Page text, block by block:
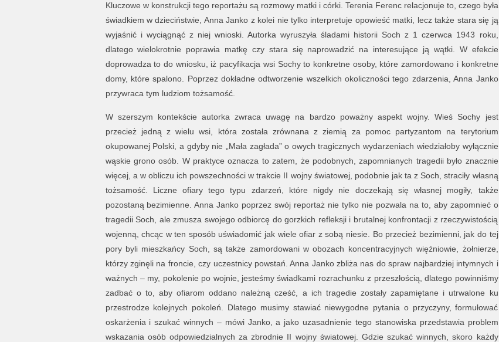
Kluczowe w konstrukcji tego reportażu są rozmowy matki i córki. Terenia Ferenc relacjonuje to, czego była
świadkiem w dzieciństwie, Anna Janko z kolei nie tylko interpretuje opowieść matki, lecz także stara się ją
wyjaśnić i wyciągnąć z niej wnioski. Autorka wyruszyła śladami historii Soch z 1 czerwca 1943 roku,
dlatego wielokrotnie poprawia matkę czy stara się naprowadzić na interesujące ją wątki. W efekcie
doprowadza to do wniosku, iż pacyfikacja wsi Sochy to konkretne osoby, które zamordowano i konkretne
domy, które spalono. Poprzez dokładne odtworzenie wszelkich okoliczności tego zdarzenia, Anna Janko
przywraca tym ludziom tożsamość.
W szerszym kontekście autorka zwraca uwagę na bardzo poważny aspekt wojny. Wieś Sochy jest
przecież jedną z wielu wsi, która została zrównana z ziemią za pomoc partyzantom na terytorium
okupowanej Polski, a gdyby nie „Mała zagłada” o owych tragicznych wydarzeniach wiedziałoby wyłącznie
wąskie grono osób. W praktyce oznacza to zatem, że podobnych, zapomnianych tragedii było znacznie
więcej, a w obliczu ich powszechności w trakcie II wojny światowej, podobnie jak ta z Soch, straciły własną
tożsamość. Liczne ofiary tego typu zdarzeń, które nigdy nie doczekają się własnej mogiły, także
pozostaną bezimienne. Anna Janko poprzez swój reportaż nie tylko nie pozwala na to, aby zapomnieć o
tragedii Soch, ale zmusza swojego odbiorcę do gorzkich refleksji i brutalnej konfrontacji z rzeczywistością
wojenną, chcąc w ten sposób uświadomić jak wiele ofiar z sobą niesie. Bo przecież bezimienni, jak do tej
pory byli mieszkańcy Soch, są także zamordowani w obozach koncentracyjnych więźniowie, żołnierze,
którzy zginęli na froncie, czy uczestnicy powstań. Anna Janko zbliża nas do spraw najbardziej intymnych i
ważnych – my, pokolenie po wojnie, jesteśmy świadkami rozrachunku z przeszłością, dlatego powinniśmy
zadbać o to, aby ofiarom oddano należną cześć, a ich tragedie zostały zapamiętane i utrwalone ku
przestrodze kolejnych pokoleń. Dlatego musimy stawiać niewygodne pytania o przyczyny, formułować
oskarżenia i szukać winnych – mówi Janko, a jako uzasadnienie tego stanowiska przedstawia problem
wskazania osób odpowiedzialnych za zbrodnie II wojny światowej. Gdzie szukać winnych, skoro każdy